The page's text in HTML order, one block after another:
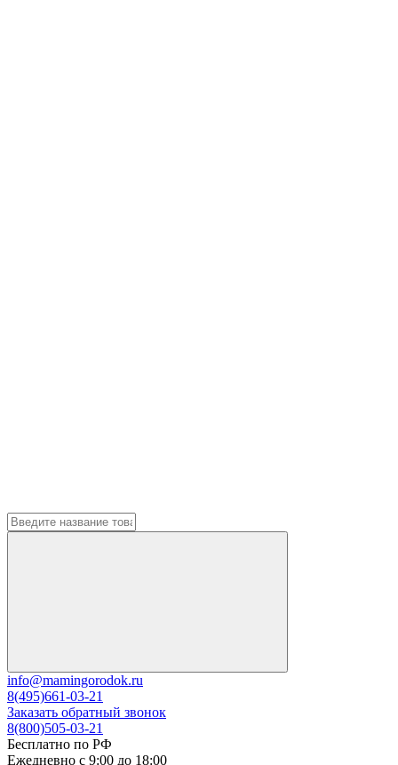
info@mamingorodok.ru
8(495)661-03-21
Заказать обратный звонок
8(800)505-03-21
Бесплатно по РФ
Ежедневно с 9:00 до 18:00